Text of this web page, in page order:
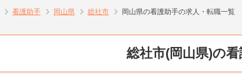
看護助手 岡山県 総社市 岡山県の看護助手の求人・転職一覧
総社市(岡山県)の